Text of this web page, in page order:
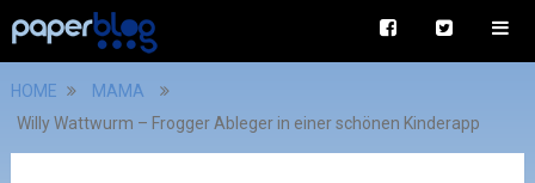
HOME
MAMA
Willy Wattwurm – Frogger Ableger in einer schönen Kinderapp